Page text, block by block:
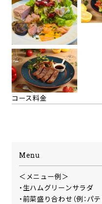
コース料金
Menu
＜メニュー例＞
・生ハムグリーンサラダ
・前菜盛り合わせ（例：パ